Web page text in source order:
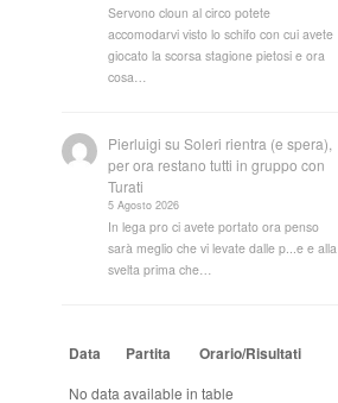
Servono cloun al circo potete
accomodarvi visto lo schifo con cui avete
giocato la scorsa stagione pietosi e ora
cosa…
Pierluigi suSoleri rientra (e spera),
per ora restano tutti in gruppo con
Turati
5 Agosto 2026
In lega pro ci avete portato ora penso
sarà meglio che vi levate dalle p...e e alla
svelta prima che…
Data Partita Orario/Risultati
No data available in table